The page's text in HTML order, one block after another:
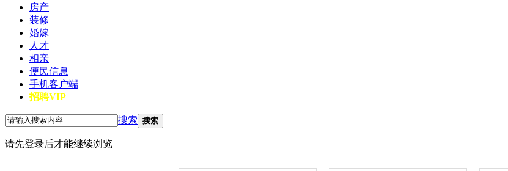
房产
装修
婚嫁
人才
相亲
便民信息
手机客户端
招聘VIP
搜索 搜索
请先登录后才能继续浏览